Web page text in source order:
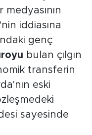
medyasının
iddiasına
genç
bulan çılgın
transferin
eski
sayesinde